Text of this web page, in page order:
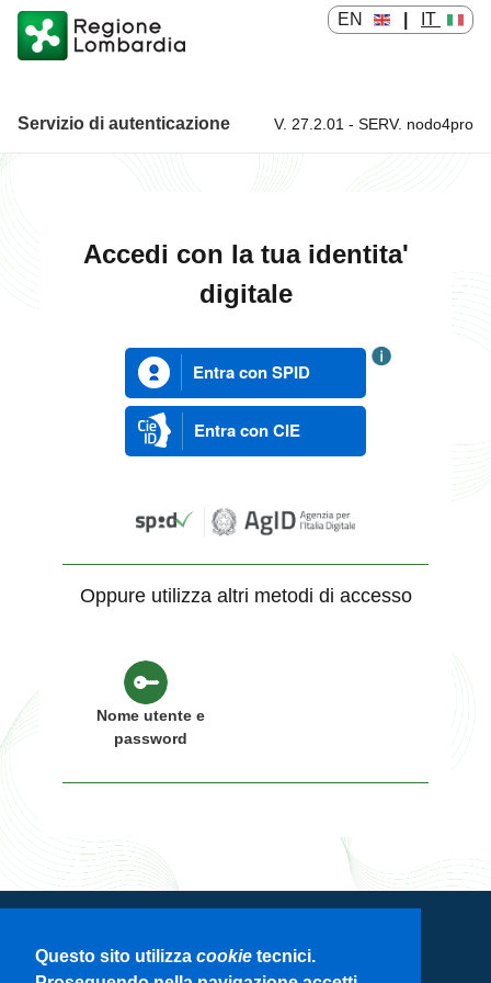
Questo sito utilizza cookie tecnici.
EN IT
Servizio di autenticazione Servizio di autenticazione
V. 27.2.01 - SERV. nodo4pro
Accedi con la tua identita'
digitale
Entra con SPID
Entra con CIE
Oppure utilizza altri metodi di accesso
Nome utente e
password
Servizio di autenticazione di Regione
Lombardia